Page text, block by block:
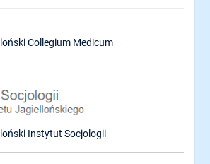
Collegium Medicum
Instytut Socjologii